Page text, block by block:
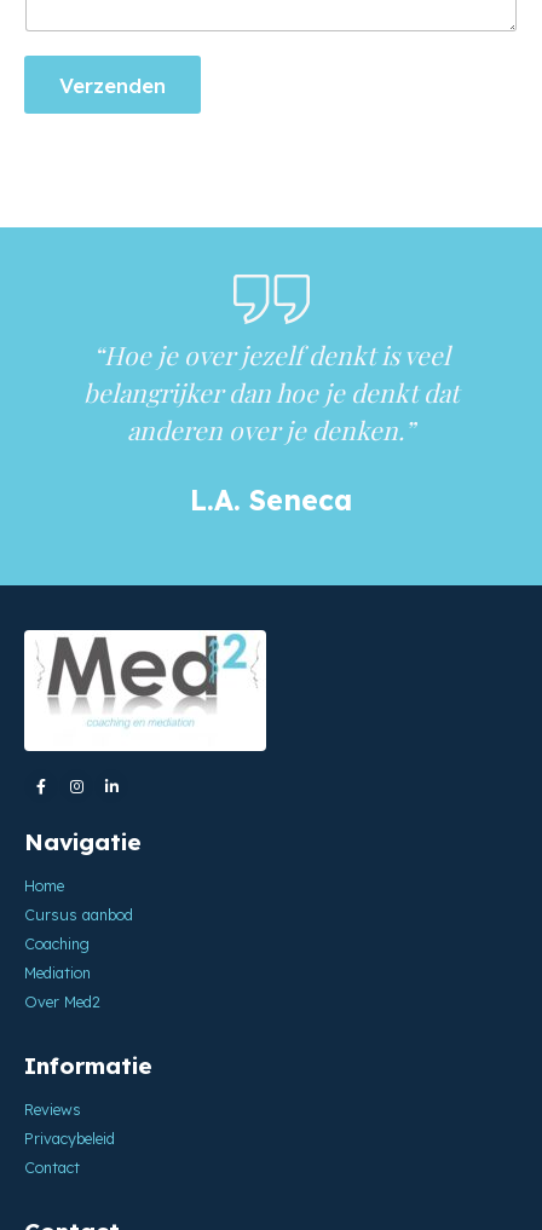
Verzenden
“Hoe je over jezelf denkt is veel
belangrijker dan hoe je denkt dat
anderen over je denken.”
L.A. Seneca
Navigatie
Home
Cursus aanbod
Coaching
Mediation
Over Med2
Informatie
Reviews
Privacybeleid
Contact